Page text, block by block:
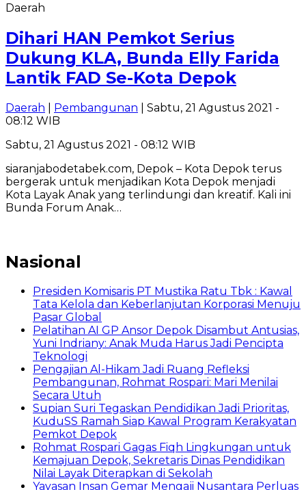
Daerah
Dihari HAN Pemkot Serius
Dukung KLA, Bunda Elly Farida
Lantik FAD Se-Kota Depok
Daerah Pembangunan | Sabtu, 21 Agustus 2021 -
08:12 WIB
Sabtu, 21 Agustus 2021 - 08:12 WIB
siaranjabodetabek.com, Depok – Kota Depok terus
bergerak untuk menjadikan Kota Depok menjadi
Kota Layak Anak yang terlindungi dan kreatif. Kali ini
Bunda Forum Anak…
Nasional
Presiden Komisaris PT Mustika Ratu Tbk : Kawal
Tata Kelola dan Keberlanjutan Korporasi Menuju
Pasar Global
Pelatihan AI GP Ansor Depok Disambut Antusias,
Yuni Indriany: Anak Muda Harus Jadi Pencipta
Teknologi
Pengajian Al-Hikam Jadi Ruang Refleksi
Pembangunan, Rohmat Rospari: Mari Menilai
Secara Utuh
Supian Suri Tegaskan Pendidikan Jadi Prioritas,
KuduSS Ramah Siap Kawal Program Kerakyatan
Pemkot Depok
Rohmat Rospari Gagas Fiqh Lingkungan untuk
Kemajuan Depok, Sekretaris Dinas Pendidikan
Nilai Layak Diterapkan di Sekolah
Yayasan Insan Gemar Mengaji Nusantara Perluas